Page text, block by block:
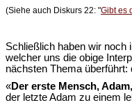
(Siehe auch Diskurs 22: "Gibt es
Schließlich haben wir noch
welcher uns die obige
nächsten Thema überführt:
«Der erste Mensch,
der letzte Adam zu einem